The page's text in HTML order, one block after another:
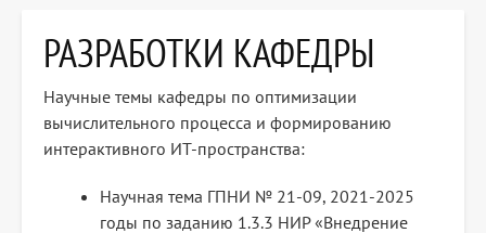
РАЗРАБОТКИ КАФЕДРЫ
Научные темы кафедры по оптимизации
вычислительного процесса и формированию
интерактивного ИТ-пространства:
Научная тема ГПНИ № 21-09, 2021-2025
годы по заданию 1.3.3 НИР «Внедрение